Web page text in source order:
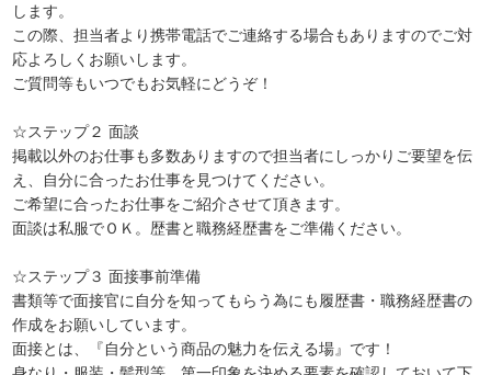
します。
この際、担当者より携帯電話でご連絡する場合もありますのでご対
応よろしくお願いします。
ご質問等もいつでもお気軽にどうぞ！
☆ステップ２ 面談
掲載以外のお仕事も多数ありますので担当者にしっかりご要望を伝
え、自分に合ったお仕事を見つけてください。
ご希望に合ったお仕事をご紹介させて頂きます。
面談は私服でＯＫ。歴書と職務経歴書をご準備ください。
☆ステップ３ 面接事前準備
書類等で面接官に自分を知ってもらう為にも履歴書・職務経歴書の
作成をお願いしています。
面接とは、『自分という商品の魅力を伝える場』です！